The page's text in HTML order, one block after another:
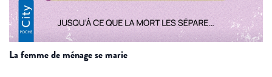
la femme de ménage se marie